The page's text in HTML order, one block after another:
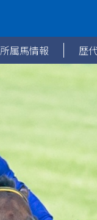
所属馬情報 歴